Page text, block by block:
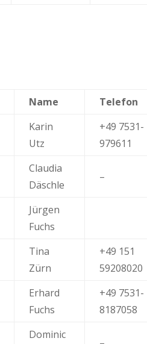
Name Telefon
Karin
Utz
+49 7531-
979611
Claudia
Däschle
–
Jürgen
Fuchs
Tina
Zürn
+49 151
59208020
Erhard
Fuchs
+49 7531-
8187058
Dominic